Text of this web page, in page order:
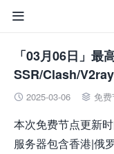

「03月06日」最
SSR/Clash/
 2025-03-06  免费
本次免费节点更新
服务器包含香港|俄